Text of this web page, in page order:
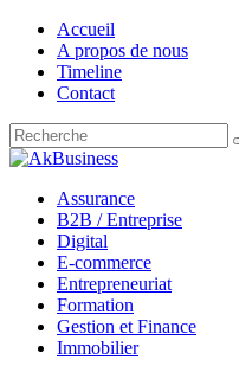
Accueil
A propos de nous
Timeline
Contact
Assurance
B2B / Entreprise
Digital
E-commerce
Entrepreneuriat
Formation
Gestion et Finance
Immobilier